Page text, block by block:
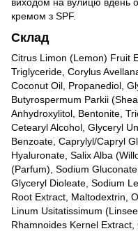
кремом з SPF.
Склад
Citrus Limon (Lemon) Fruit
Triglyceride, Corylus
Coconut Oil, Propanediol,
Butyrospermum Parkii
Anhydroxylitol, Bentonite,
Cetearyl Alcohol, Glyceryl
Benzoate, Caprylyl/Capryl
Hyaluronate, Salix Alba
(Parfum), Sodium
Glyceryl Dioleate, Sodium
Root Extract, Maltodextrin,
Linum Usitatissimum
Rhamnoides Kernel Extract,